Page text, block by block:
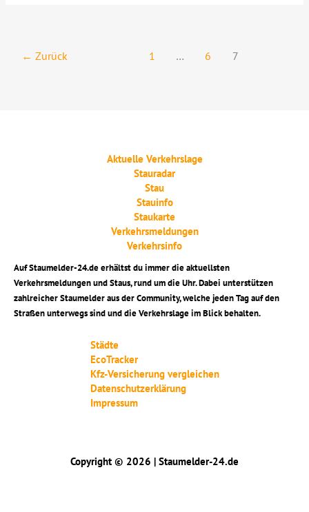
← Zurück 1 … 6 7
Aktuelle Verkehrslage
Stauradar
Stau
Stauinfo
Staukarte
Verkehrsmeldungen
Verkehrsinfo
Auf Staumelder-24.de erhältst du immer die aktuellsten
Verkehrsmeldungen und Staus, rund um die Uhr. Dabei unterstützen
zahlreicher Staumelder aus der Community, welche jeden Tag auf den
Straßen unterwegs sind und die Verkehrslage im Blick behalten.
Städte
EcoTracker
Kfz-Versicherung vergleichen
Datenschutzerklärung
Impressum
Copyright © 2026 | Staumelder-24.de